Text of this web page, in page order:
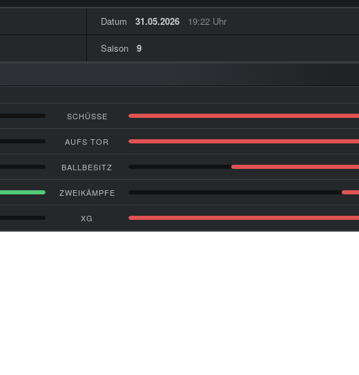
Datum 31.05.2026 19:22 Uhr
Saison
9
SCHÜSSE
AUFS TOR
BALLBESITZ
ZWEIKÄMPFE
XG